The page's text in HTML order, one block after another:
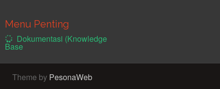
Menu Penting
Dokumentasi (Knowledge
Base
Theme by PesonaWeb